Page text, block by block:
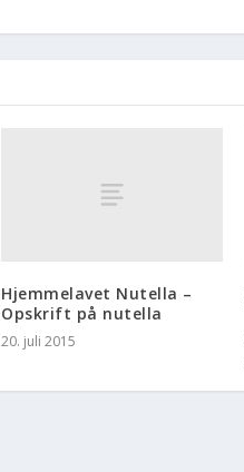
Hjemmelavet Nutella –
Opskrift på nutella
20. juli 2015